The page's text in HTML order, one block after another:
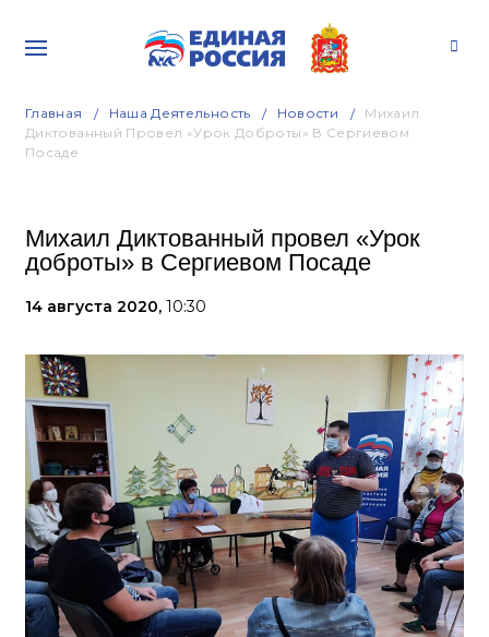
Главная Наша Деятельность Новости
Михаил
Диктованный Провел «Урок Доброты» В Сергиевом
Посаде
Михаил Диктованный провел «Урок
доброты» в Сергиевом Посаде
14 августа 2020, 10:30